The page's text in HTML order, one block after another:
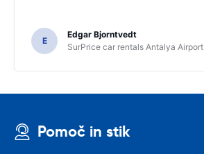
E
Edgar Bjorntvedt
SurPrice car rentals Antalya Airport
Pomoč in stik